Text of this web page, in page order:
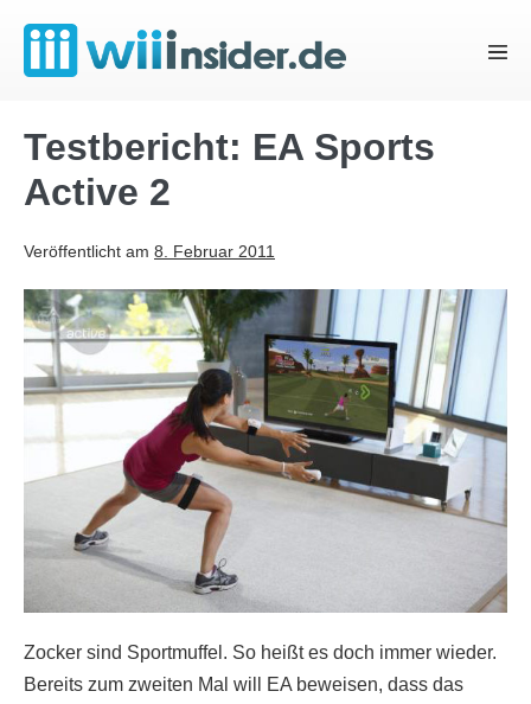
Inhalt
springen
Testbericht: EA Sports
Active 2
Veröffentlicht am 8. Februar 2011
Zocker sind Sportmuffel. So heißt es doch immer wieder.
Bereits zum zweiten Mal will EA beweisen, dass das